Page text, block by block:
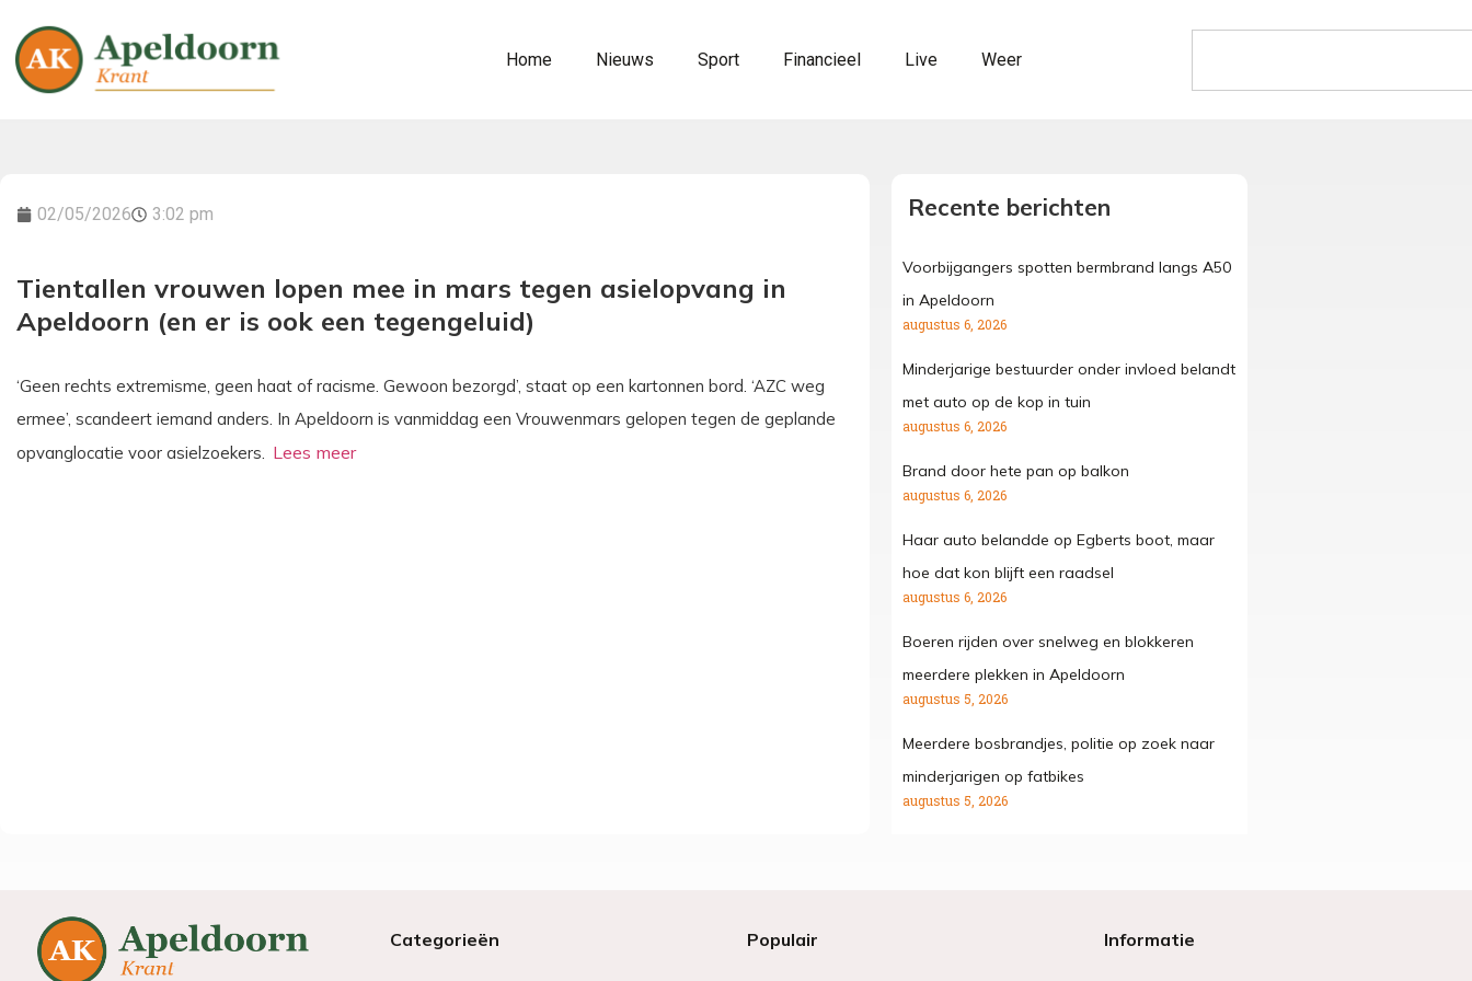
Home Nieuws Sport Financieel Live Weer
02/05/2026 3:02 pm
Tientallen vrouwen lopen mee in mars tegen asielopvang in
Apeldoorn (en er is ook een tegengeluid)
‘Geen rechts extremisme, geen haat of racisme. Gewoon bezorgd’, staat op een kartonnen bord. ‘AZC weg
ermee’, scandeert iemand anders. In Apeldoorn is vanmiddag een Vrouwenmars gelopen tegen de geplande
opvanglocatie voor asielzoekers.
Recente berichten
Voorbijgangers spotten bermbrand langs A50
in Apeldoorn
augustus 6, 2026
Minderjarige bestuurder onder invloed belandt
met auto op de kop in tuin
augustus 6, 2026
Brand door hete pan op balkon
augustus 6, 2026
Haar auto belandde op Egberts boot, maar
hoe dat kon blijft een raadsel
augustus 6, 2026
Boeren rijden over snelweg en blokkeren
meerdere plekken in Apeldoorn
augustus 5, 2026
Meerdere bosbrandjes, politie op zoek naar
minderjarigen op fatbikes
augustus 5, 2026
Categorieën Populair Informatie